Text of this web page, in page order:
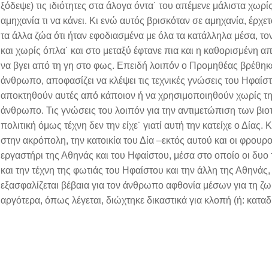
ξόδεψε) τις ιδιότητες στα άλογα όντα˙ του απέμενε μάλιστα
αμηχανία τι να κάνει. Κι ενώ αυτός βρισκόταν σε αμηχανία,
τα άλλα ζώα ότι ήταν εφοδιασμένα με όλα τα κατάλληλα μέσα,
και χωρίς όπλα˙ και στο μεταξύ έφτανε πια και η
να βγει από τη γη στο φως. Επειδή λοιπόν ο Προμηθέας
άνθρωπο, αποφασίζει να κλέψει τις τεχνικές γνώσεις του
αποκτηθούν αυτές από κάποιον ή να χρησιμοποιηθούν χωρίς
άνθρωπο. Τις γνώσεις του λοιπόν για την αντιμετώπιση των
πολιτική όμως τέχνη δεν την είχε˙ γιατί αυτή την κατείχε ο
στην ακρόπολη, την κατοικία του Δία –εκτός αυτού και οι
εργαστήρι της Αθηνάς και του Ηφαίστου, μέσα στο οποίο οι
και την τέχνη της φωτιάς του Ηφαίστου και την άλλη της
εξασφαλίζεται βέβαια για τον άνθρωπο αφθονία μέσων για τη
αργότερα, όπως λέγεται, διώχτηκε δικαστικά για κλοπή (ή: